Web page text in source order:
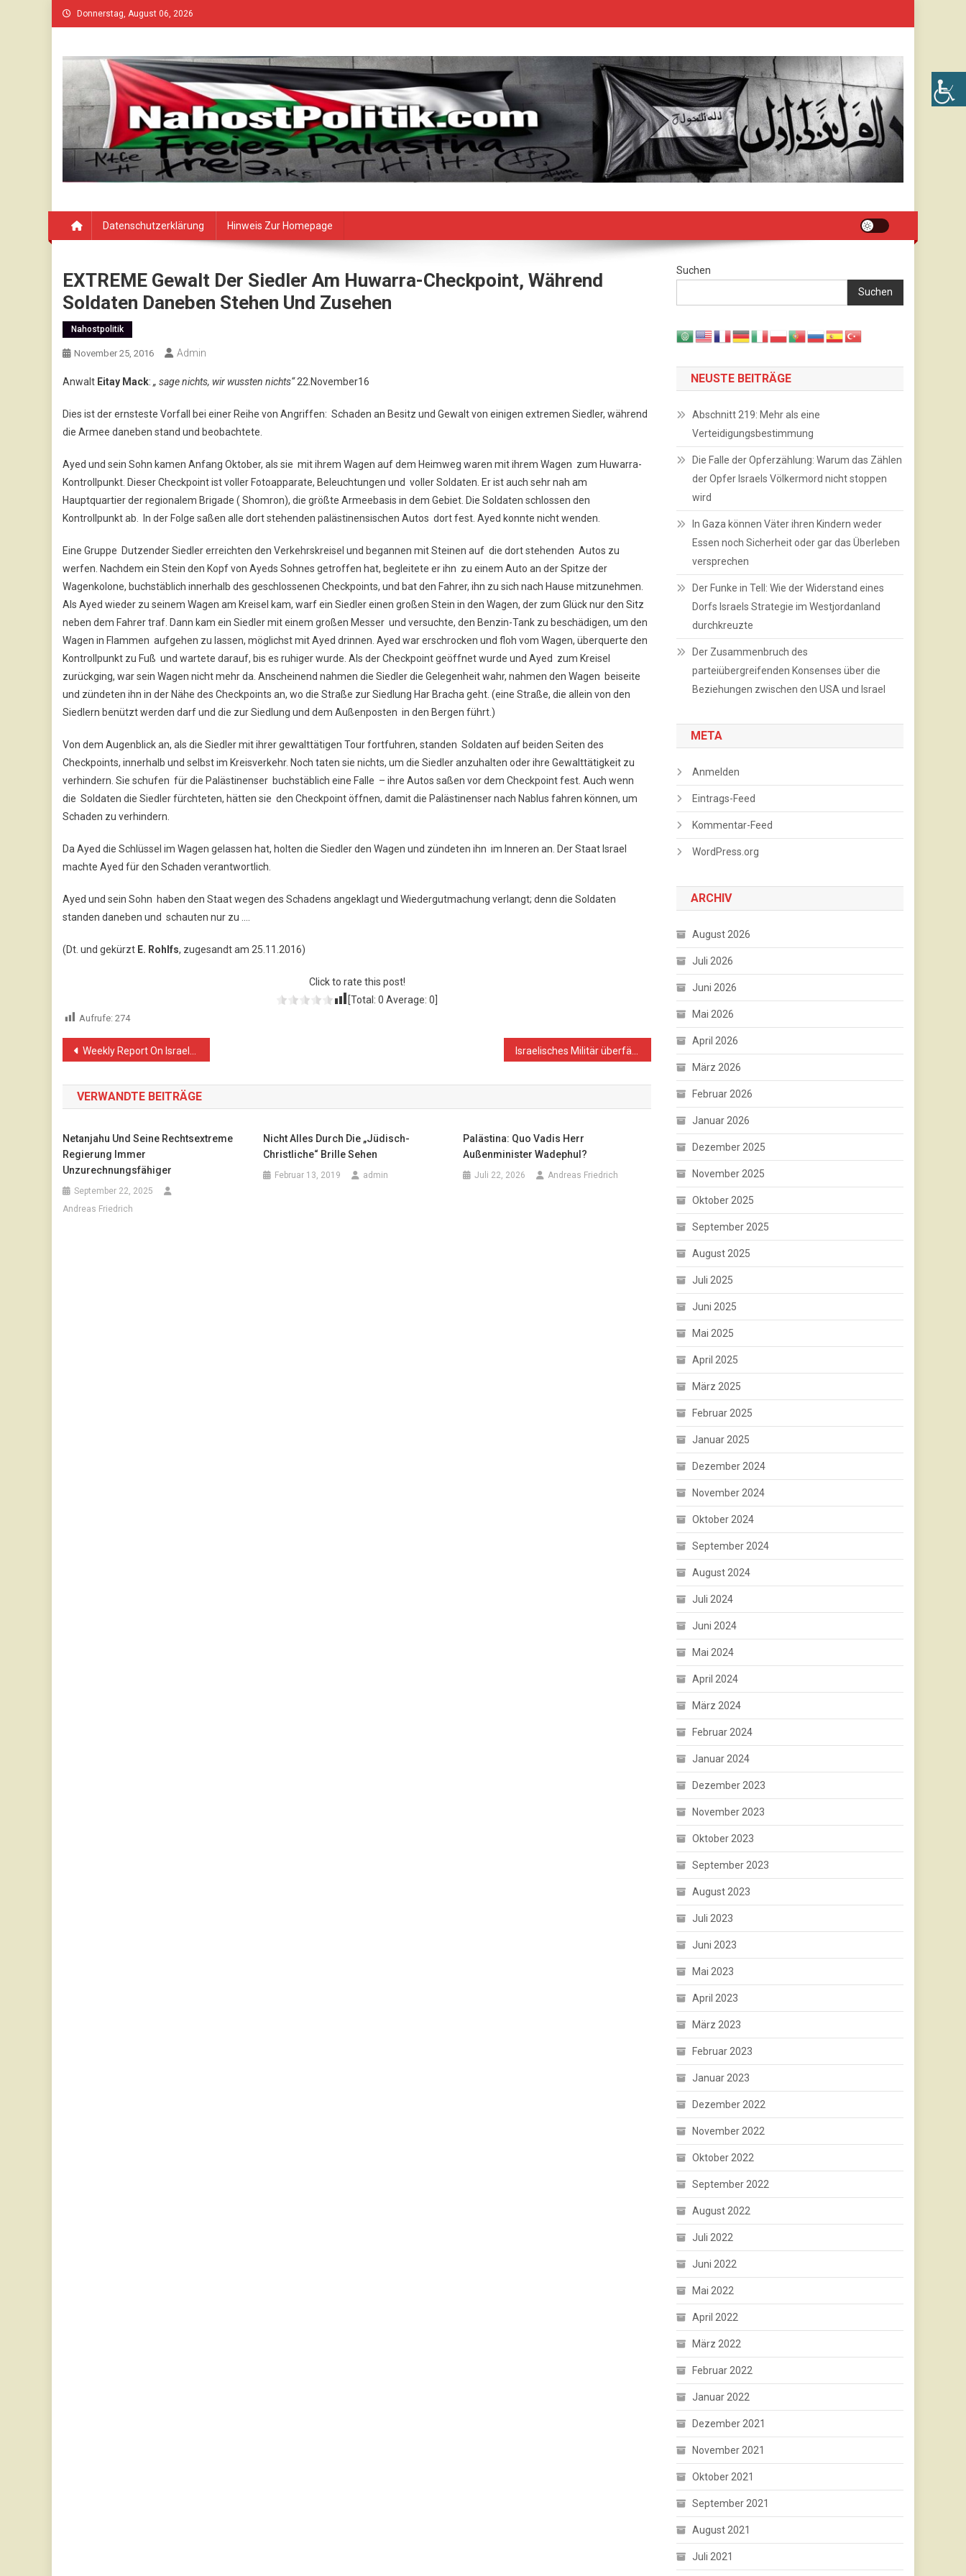
Skip
to
Donnerstag, August 06, 2026
Datenschutzerklärung Hinweis Zur Homepage
EXTREME Gewalt Der Siedler Am Huwarra-Checkpoint, Während
Soldaten Daneben Stehen Und Zusehen
Nahostpolitik
November 25, 2016 Admin
Anwalt Eitay Mack: „ sage nichts, wir wussten nichts“22.November16
Dies ist der ernsteste Vorfall bei einer Reihe von Angriffen: Schaden an Besitz und Gewalt von einigen extremen Siedler, während
die Armee daneben stand und beobachtete.
Ayed und sein Sohn kamen Anfang Oktober, als sie mit ihrem Wagen auf dem Heimweg waren mit ihrem Wagen zum Huwarra-
Kontrollpunkt. Dieser Checkpoint ist voller Fotoapparate, Beleuchtungen und voller Soldaten. Er ist auch sehr nah am
Hauptquartier der regionalem Brigade ( Shomron), die größte Armeebasis in dem Gebiet. Die Soldaten schlossen den
Kontrollpunkt ab. In der Folge saßen alle dort stehenden palästinensischen Autos dort fest. Ayed konnte nicht wenden.
Eine Gruppe Dutzender Siedler erreichten den Verkehrskreisel und begannen mit Steinen auf die dort stehenden Autos zu
werfen. Nachdem ein Stein den Kopf von Ayeds Sohnes getroffen hat, begleitete er ihn zu einem Auto an der Spitze der
Wagenkolone, buchstäblich innerhalb des geschlossenen Checkpoints, und bat den Fahrer, ihn zu sich nach Hause mitzunehmen.
Als Ayed wieder zu seinem Wagen am Kreisel kam, warf ein Siedler einen großen Stein in den Wagen, der zum Glück nur den Sitz
neben dem Fahrer traf. Dann kam ein Siedler mit einem großen Messer und versuchte, den Benzin-Tank zu beschädigen, um den
Wagen in Flammen aufgehen zu lassen, möglichst mit Ayed drinnen. Ayed war erschrocken und floh vom Wagen, überquerte den
Kontrollpunkt zu Fuß und wartete darauf, bis es ruhiger wurde. Als der Checkpoint geöffnet wurde und Ayed zum Kreisel
zurückging, war sein Wagen nicht mehr da. Anscheinend nahmen die Siedler die Gelegenheit wahr, nahmen den Wagen beiseite
und zündeten ihn in der Nähe des Checkpoints an, wo die Straße zur Siedlung Har Bracha geht. (eine Straße, die allein von den
Siedlern benützt werden darf und die zur Siedlung und dem Außenposten in den Bergen führt.)
Von dem Augenblick an, als die Siedler mit ihrer gewalttätigen Tour fortfuhren, standen Soldaten auf beiden Seiten des
Checkpoints, innerhalb und selbst im Kreisverkehr. Noch taten sie nichts, um die Siedler anzuhalten oder ihre Gewalttätigkeit zu
verhindern. Sie schufen für die Palästinenser buchstäblich eine Falle – ihre Autos saßen vor dem Checkpoint fest. Auch wenn
die Soldaten die Siedler fürchteten, hätten sie den Checkpoint öffnen, damit die Palästinenser nach Nablus fahren können, um
Schaden zu verhindern.
Da Ayed die Schlüssel im Wagen gelassen hat, holten die Siedler den Wagen und zündeten ihn im Inneren an. Der Staat Israel
machte Ayed für den Schaden verantwortlich.
Ayed und sein Sohn haben den Staat wegen des Schadens angeklagt und Wiedergutmachung verlangt; denn die Soldaten
standen daneben und schauten nur zu ….
(Dt. und gekürzt E. Rohlfs, zugesandt am 25.11.2016)
Click to rate this post!
[Total: 0 Average: 0
Aufrufe: 274
Beitragsnavigation
Weekly Report On Israeli Human Rights Violations in the Occupied Palestinian Territory (17 – 23/24 November 2016)
VERWANDTE BEITRÄGE
Netanjahu Und Seine Rechtsextreme
Regierung Immer
Unzurechnungsfähiger
September 22, 2025
Andreas Friedrich
Nicht Alles Durch Die „jüdisch-
Christliche“ Brille Sehen
Februar 13, 2019 admin
Palästina: Quo Vadis Herr
Außenminister Wadephul?
Juli 22, 2026 Andreas Friedrich
Suchen
Suchen
NEUSTE BEITRÄGE
Abschnitt 219: Mehr als eine
Verteidigungsbestimmung
Die Falle der Opferzählung: Warum das Zählen
der Opfer Israels Völkermord nicht stoppen
wird
In Gaza können Väter ihren Kindern weder
Essen noch Sicherheit oder gar das Überleben
versprechen
Der Funke in Tell: Wie der Widerstand eines
Dorfs Israels Strategie im Westjordanland
durchkreuzte
Der Zusammenbruch des
parteiübergreifenden Konsenses über die
Beziehungen zwischen den USA und Israel
META
Anmelden
Eintrags-Feed
Kommentar-Feed
WordPress.org
ARCHIV
August 2026
Juli 2026
Juni 2026
Mai 2026
April 2026
März 2026
Februar 2026
Januar 2026
Dezember 2025
November 2025
Oktober 2025
September 2025
August 2025
Juli 2025
Juni 2025
Mai 2025
April 2025
März 2025
Februar 2025
Januar 2025
Dezember 2024
November 2024
Oktober 2024
September 2024
August 2024
Juli 2024
Juni 2024
Mai 2024
April 2024
März 2024
Februar 2024
Januar 2024
Dezember 2023
November 2023
Oktober 2023
September 2023
August 2023
Juli 2023
Juni 2023
Mai 2023
April 2023
März 2023
Februar 2023
Januar 2023
Dezember 2022
November 2022
Oktober 2022
September 2022
August 2022
Juli 2022
Juni 2022
Mai 2022
April 2022
März 2022
Februar 2022
Januar 2022
Dezember 2021
November 2021
Oktober 2021
September 2021
August 2021
Juli 2021